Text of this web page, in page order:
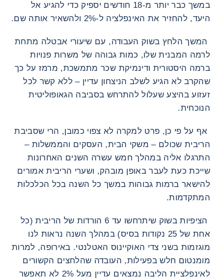
במשך כבר יותר מ-18 חודשים יספיק כדי להגיע אל
היעד, להחזיר את האינפלציה ל-2% ולהשאיר אותה שם.
המשך הלחץ בשוק העבודה, עם שיעורי אבטלה מתחת
לרמה המבנית שלו, כמות גבוהה של משרות פנויות
ברמה היסטורית ודינמיקת שכר מתמשכת, מרמז על כך
שהקרב לא הגיע לשלב הניצחון עדיין – ללא קשר לכל
זעזוע בהיצע שעלול להתרחש בסביבה הגאופוליטית
הנוכחית.
אף על פי כן, פרט למקרה לא צפוי כמובן, הרי שסביבת
הריבית שכולם – משקי הבית, העסקים והממשלות –
התרגלו אליה במהלך חמש עשרה השנים האחרונות
שייכת כעת לעבר באופן מובהק, ושערי הריבית אמורים
להישאר ברמות גבוהות במשך כל השנה בכל הכלכלות
המתקדמות.
הציפיות בשוק שיתרחשו עד 6 הורדות של הריבית (כל
אחת של 25 נקודות בסיס) במהלך השנה נראות לנו
מוגזמות בשני צדי האוקיינוס האטלנטי. באירופה, למרות
מומנטום חלש בפעילות, העובדה שהלחצים הקשורים
לאינפלציית הליבה נמצאים עדיין מעל 2% לא תאפשר